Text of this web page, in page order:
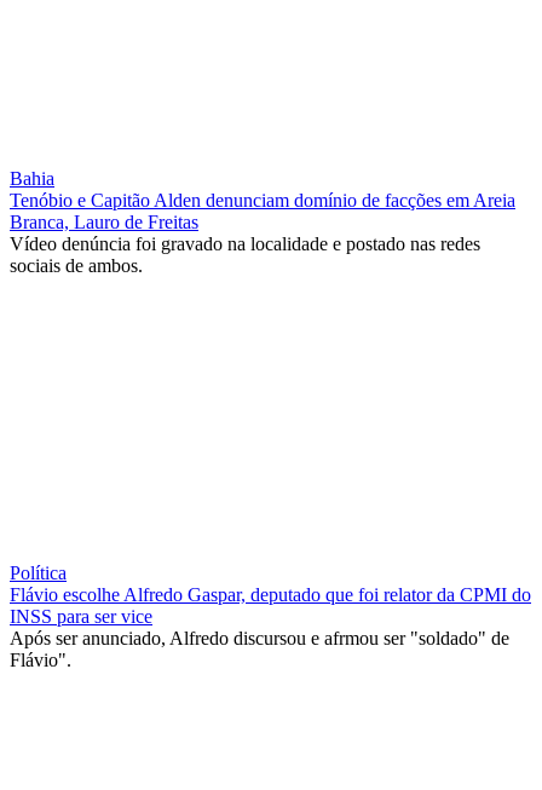
Bahia
Tenóbio e Capitão Alden denunciam domínio de facções em Areia
Branca, Lauro de Freitas
Vídeo denúncia foi gravado na localidade e postado nas redes
sociais de ambos.
Política
Flávio escolhe Alfredo Gaspar, deputado que foi relator da CPMI do
INSS para ser vice
Após ser anunciado, Alfredo discursou e afrmou ser "soldado" de
Flávio".